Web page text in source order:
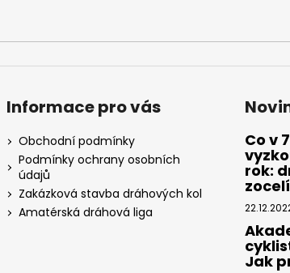
Informace pro vás
Obchodní podmínky
Podmínky ochrany osobních
údajů
Zakázková stavba dráhových kol
Amatérská dráhová liga
Co v
rok:
Jak